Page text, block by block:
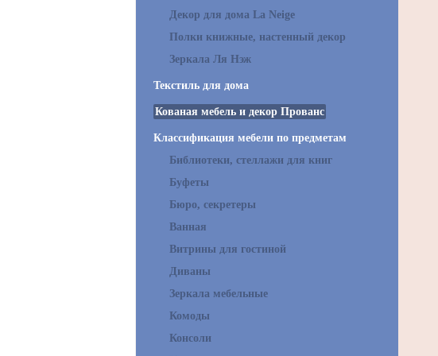
Декор для дома La Neige
Полки книжные, настенный декор
Зеркала Ля Нэж
Текстиль для дома
Кованая мебель и декор Прованс
Классификация мебели по предметам
Библиотеки, стеллажи для книг
Буфеты
Бюро, секретеры
Ванная
Витрины для гостиной
Диваны
Зеркала мебельные
Комоды
Консоли